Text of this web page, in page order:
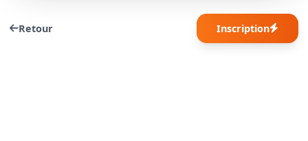
Retour Inscription